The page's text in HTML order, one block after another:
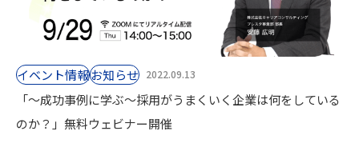
イベント情報お知らせ 2022.09.13
「～成功事例に学ぶ～採用がうまくいく企業は何をしている
のか？」無料ウェビナー開催